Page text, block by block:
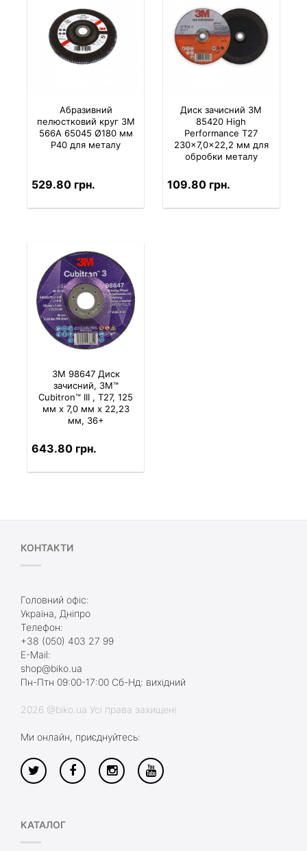
Абразивний
пелюстковий круг 3M
566A 65045 Ø180 мм
P40 для металу
529.80 грн.
Диск зачисний 3M
85420 High
Performance T27
230×7,0×22,2 мм для
обробки металу
109.80 грн.
3M 98647 Диск
зачисний, 3M™
Cubitron™ III , T27, 125
мм х 7,0 мм х 22,23
мм, 36+
643.80 грн.
КОНТАКТИ
Головний офіс:
Україна, Дніпро
Телефон:
+38 (050) 403 27 99
E-Mail:
shop@biko.ua
Пн-Птн 09:00-17:00 Сб-Нд: вихідний
2026 @biko.ua Усі права захищені
Ми онлайн, приєднуйтесь:
КАТАЛОГ